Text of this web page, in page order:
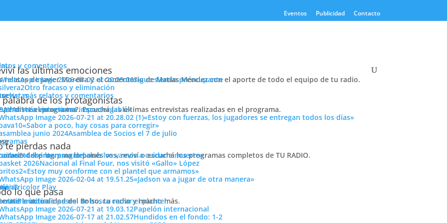
Eventos Publicidad Contacto
y comentarios
las últimas emociones
relatos de Javier Moreira y el comentario de Matías Méndez con el aporte de todo el equipo de tu radio.
Sigue siendo preocupante
Otro fracaso y eliminación
más relatos y comentarios
palabra de los protagonistas
perdiste el programa?. Escuchá las últimas entrevistas realizadas en el programa.
más entrevistas
«La victoria era impostergable»
«Estoy con fuerzas, los jugadores se entregan todos los días»
«Sabor a poco, hay cosas para corregir»
Asamblea de Socios el 7 de julio
te pierdas nada
del programa lo ponés vos, reviví o escuchá los programas completos de TU RADIO.
todos los programas
«Los intereses del club los vamos a cuidar a muerte»
Nacional al Final Four, nos visitó «Gallo» López
«Estoy muy conforme con el plantel que armamos»
«Jadson va a jugar de otra manera»
Play
lo que pasa
la actualidad del Bolso, tu radio y mucho más.
más noticias
Período de pases: se busca cerrar el plantel
Papelón internacional
Hundidos en el fondo: 1-2
para volver”
ambiguas. Es así para todos, para nosotros los hinchas y
nuestro compañeroJavier Moreira, esta sensación muy especial
Tweets by PasionTricolor1